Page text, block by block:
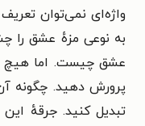
واژه‌ای نمی‌توان
به نوعی مزهٔ عشق را
عشق چیست. اما هیچ
پرورش دهید. چگونه
تبدیل کنید. جرقهٔ